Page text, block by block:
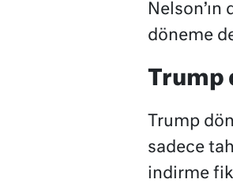
döneme
Trump
Trump
sadece
indirme